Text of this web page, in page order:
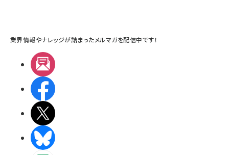
業界情報やナレッジが詰まったメルマガを配信中です！